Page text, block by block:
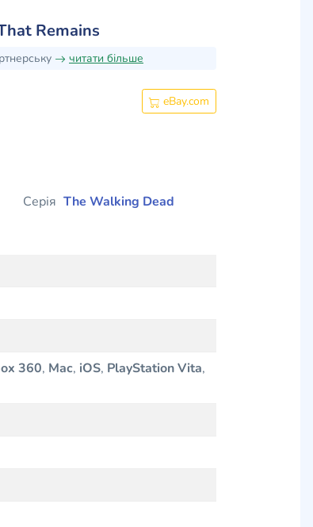
Remains
читати більше
eBay.com
Серія The Walking Dead
360, Mac, iOS, PlayStation Vita,